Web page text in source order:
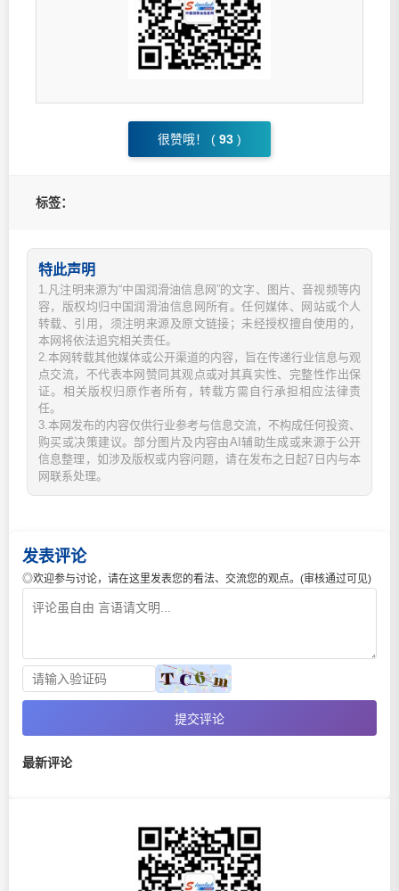
很赞哦！ ( 93 )
标签：
特此声明
1.凡注明来源为“中国润滑油信息网”的文字、图片、音视频等内
容，版权均归中国润滑油信息网所有。任何媒体、网站或个人
转载、引用，须注明来源及原文链接；未经授权擅自使用的，
本网将依法追究相关责任。
2.本网转载其他媒体或公开渠道的内容，旨在传递行业信息与观
点交流，不代表本网赞同其观点或对其真实性、完整性作出保
证。相关版权归原作者所有，转载方需自行承担相应法律责
任。
3.本网发布的内容仅供行业参考与信息交流，不构成任何投资、
购买或决策建议。部分图片及内容由AI辅助生成或来源于公开
信息整理，如涉及版权或内容问题，请在发布之日起7日内与本
网联系处理。
发表评论
◎欢迎参与讨论，请在这里发表您的看法、交流您的观点。(审核通过可见)
提交评论
最新评论